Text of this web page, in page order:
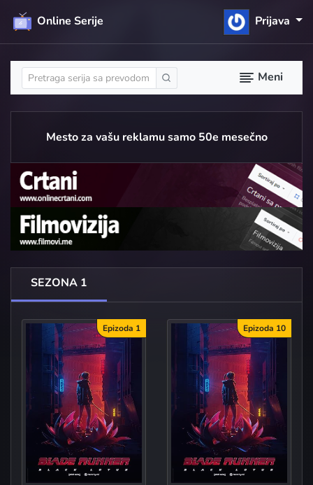
Online Serije Prijava
Meni
Mesto za vašu reklamu samo 50e mesečno
SEZONA 1
Epizoda 1
City of
Epizoda 10
Clair